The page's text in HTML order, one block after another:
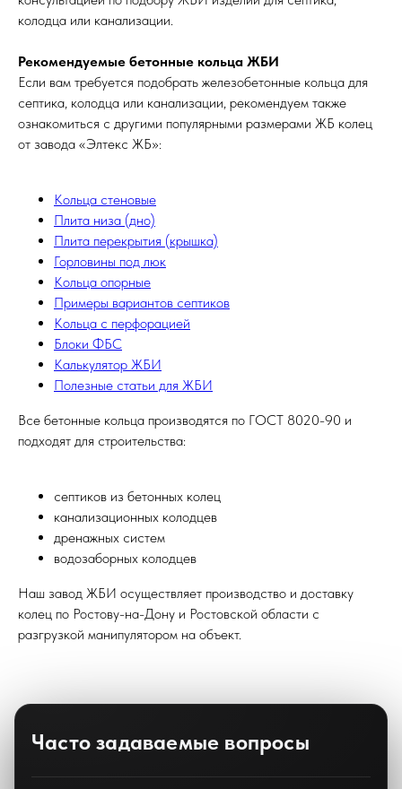
колодца или канализации.
Рекомендуемые бетонные кольца ЖБИ
Если вам требуется подобрать железобетонные кольца для
септика, колодца или канализации, рекомендуем также
ознакомиться с другими популярными размерами ЖБ колец
от завода «Элтекс ЖБ»:
Кольца стеновые
Плита низа (дно)
Плита перекрытия (крышка)
Горловины под люк
Кольца опорные
Примеры вариантов септиков
Кольца с перфорацией
Блоки ФБС
Калькулятор ЖБИ
Полезные статьи для ЖБИ
Все бетонные кольца производятся по ГОСТ 8020-90 и
подходят для строительства:
септиков из бетонных колец
канализационных колодцев
дренажных систем
водозаборных колодцев
Наш завод ЖБИ осуществляет производство и доставку
колец по Ростову-на-Дону и Ростовской области с
разгрузкой манипулятором на объект.
Часто задаваемые вопросы